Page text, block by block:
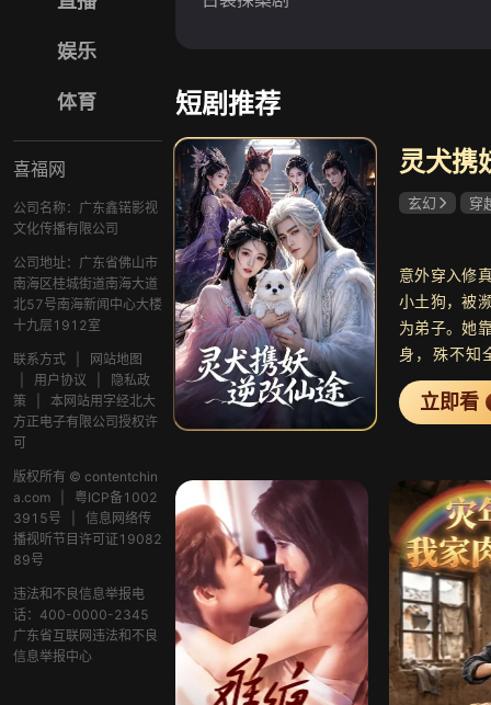
娱乐
体育
喜福网
公司名称：广东鑫锘影视
文化传播有限公司
公司地址：广东省佛山市
南海区桂城街道南海大道
北57号南海新闻中心大楼
十九层1912室
联系方式
网站地图
用户协议
隐私政
策
本网站用字经北大
方正电子有限公司授权许
可
版权所有 © contentchin
a.com
粤ICP备1002
3915号
信息网络传
播视听节目许可证19082
89号
违法和不良信息举报电
话：400-0000-2345
广东省互联网违法和不良
信息举报中心
短剧推荐
灵犬携
玄幻 穿
意外穿入修
小土狗，被
为弟子。她
身，殊不知
声，将她视
天资出众的
凡人失踪案
绊日渐深厚
楚鱼晚，决
整个修真界
立即看